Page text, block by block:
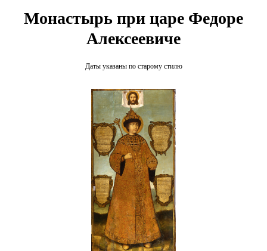
Монастырь при царе Федоре
Алексеевиче
Даты указаны по старому стилю